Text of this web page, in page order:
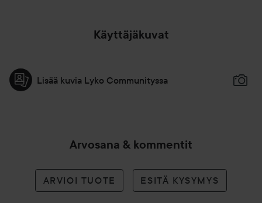
Käyttäjäkuvat
Lisää kuvia Lyko Communityssa
Arvosana & kommentit
ARVIOI TUOTE ESITÄ KYSYMYS